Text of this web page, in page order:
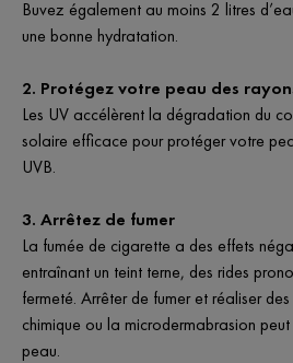
Buvez également au moins 2 litres
une bonne hydratation.
2. Protégez votre peau des
Les UV accélèrent la dégradation du
solaire efficace pour protéger votre
UVB.
3. Arrêtez de fumer
La fumée de cigarette a des effets
entraînant un teint terne, des rides
fermeté. Arrêter de fumer et réaliser
chimique ou la microdermabrasion
peau.